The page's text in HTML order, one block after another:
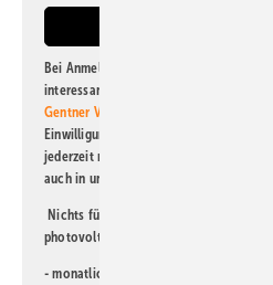
Bei Anmeldung zu diesem Newsletter
interessante Verlags- und Online-
Gentner Verlag GmbH & Co. KG
Einwilligung kann ich jederzeit
jederzeit möglich. Informationen zum
auch in unserer
Nichts für Sie dabei? Dann lesen Sie
photovoltaik-Newsletter!
- monatlicher